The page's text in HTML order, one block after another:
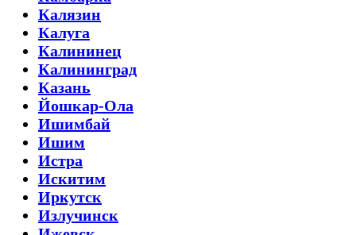
Калязин
Калуга
Калининец
Калининград
Казань
Йошкар-Ола
Ишимбай
Ишим
Истра
Искитим
Иркутск
Излучинск